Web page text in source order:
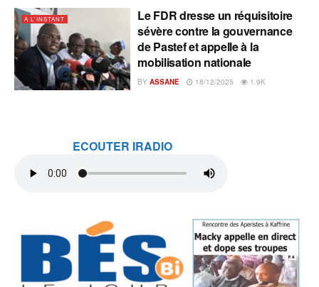
A L'INSTANT
Le FDR dresse un réquisitoire
sévère contre la gouvernance
de Pastef et appelle à la
mobilisation nationale
BY ASSANE 18/12/2025 1.9K
ECOUTER IRADIO